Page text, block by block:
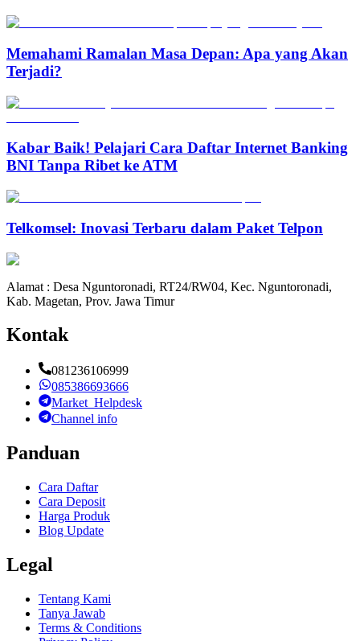
Memahami Ramalan Masa Depan: Apa yang Akan
Terjadi?
Kabar Baik! Pelajari Cara Daftar Internet Banking
BNI Tanpa Ribet ke ATM
Telkomsel: Inovasi Terbaru dalam Paket Telpon
Alamat : Desa Nguntoronadi, RT24/RW04, Kec. Nguntoronadi,
Kab. Magetan, Prov. Jawa Timur
Kontak
081236106999
085386693666
Market_Helpdesk
Channel info
Panduan
Cara Daftar
Cara Deposit
Harga Produk
Blog Update
Legal
Tentang Kami
Tanya Jawab
Terms & Conditions